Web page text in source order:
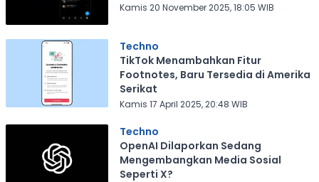
Kamis 20 November 2025, 18:05 WIB
Techno
TikTok Menambahkan Fitur
Footnotes, Baru Tersedia di Amerika
Serikat
Kamis 17 April 2025, 20:48 WIB
Techno
OpenAI Dilaporkan Sedang
Mengembangkan Media Sosial
Seperti X?